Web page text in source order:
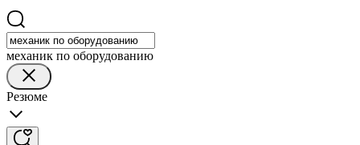
механик по оборудованию
Резюме